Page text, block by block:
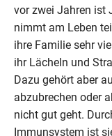
vor zwei Jahren ist
nimmt am Leben
ihre Familie sehr
ihr Lächeln und
Dazu gehört aber
abzubrechen oder
nicht gut geht.
Immunsystem ist